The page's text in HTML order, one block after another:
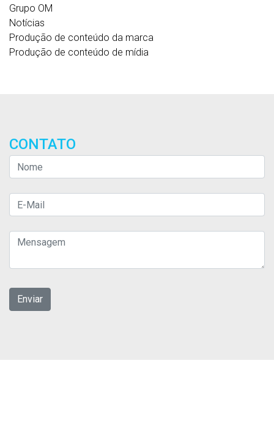
Grupo OM
Notícias
Produção de conteúdo da marca
Produção de conteúdo de mídia
CONTATO